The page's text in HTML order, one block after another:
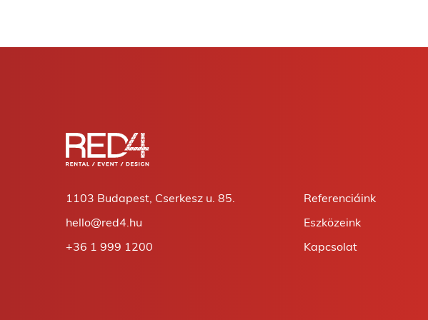
1103 Budapest, Cserkesz u. 85.
hello@red4.hu
+36 1 999 1200
Referenciáink
Eszközeink
Kapcsolat